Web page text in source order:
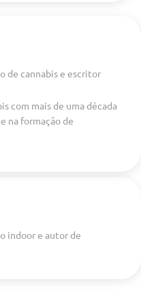
de cannabis e escritor
com mais de uma década
na formação de
indoor e autor de